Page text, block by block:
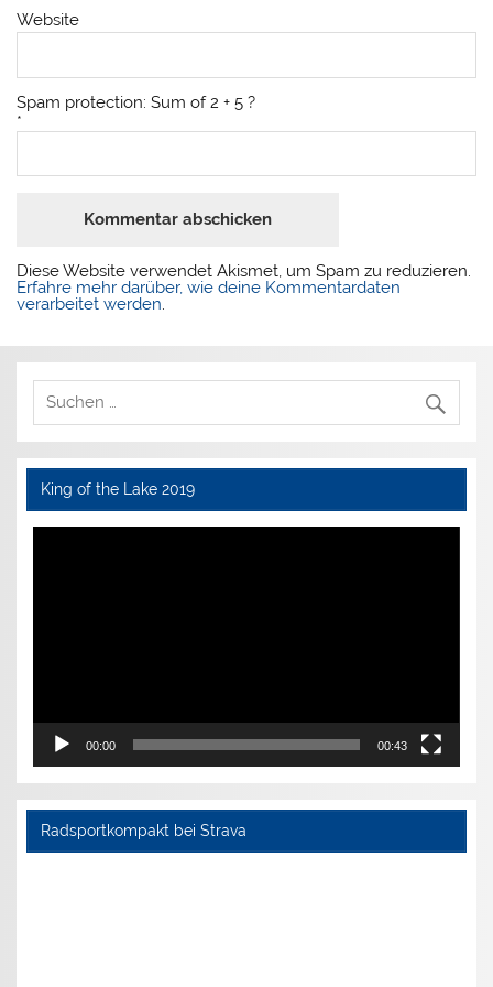
Website
Spam protection: Sum of 2 + 5 ?
*
Diese Website verwendet Akismet, um Spam zu reduzieren.
Erfahre mehr darüber, wie deine Kommentardaten
verarbeitet werden.
King of the Lake 2019
Video-
00:00 00:43
Radsportkompakt bei Strava